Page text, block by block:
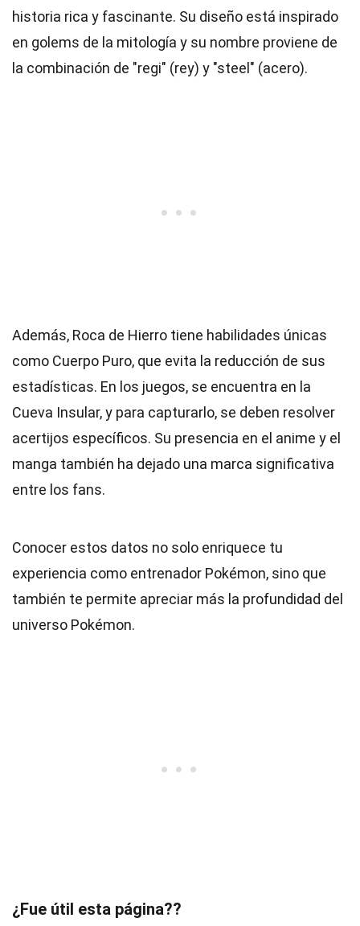
historia rica y fascinante. Su diseño está inspirado
en golems de la mitología y su nombre proviene de
la combinación de "regi" (rey) y "steel" (acero).
Además, Roca de Hierro tiene habilidades únicas
como Cuerpo Puro, que evita la reducción de sus
estadísticas. En los juegos, se encuentra en la
Cueva Insular, y para capturarlo, se deben resolver
acertijos específicos. Su presencia en el anime y el
manga también ha dejado una marca significativa
entre los fans.
Conocer estos datos no solo enriquece tu
experiencia como entrenador Pokémon, sino que
también te permite apreciar más la profundidad del
universo Pokémon.
¿Fue útil esta página??